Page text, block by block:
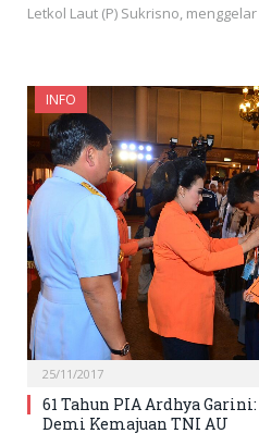
Letkol Laut (P) Sukrisno,
INFO
25/11/2017
61 Tahun PIA Ardhya
Demi Kemajuan TNI AU